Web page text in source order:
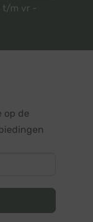
t/m vr -
op de